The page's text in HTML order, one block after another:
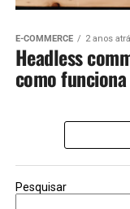
E-COMMERCE 2 anos
Headless
como funciona
Pesquisar